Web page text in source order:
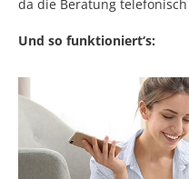
da die Beratung
Und so funktioniert‘s: